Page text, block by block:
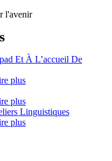
l'avenir
Et À L’accueil De
plus
plus
Linguistiques
plus